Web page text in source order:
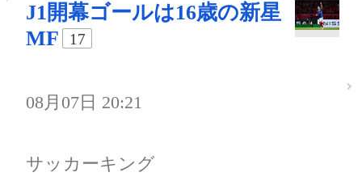
J1開幕ゴールは16歳の新星
MF
17
08月07日 20:21
サッカーキング